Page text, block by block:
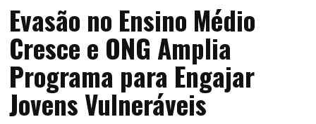
Evasão no Ensino Médio
Cresce e ONG Amplia
Programa para Engajar
Jovens Vulneráveis